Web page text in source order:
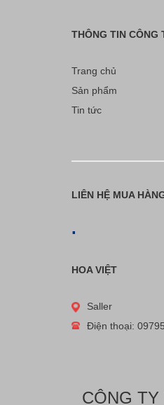
THÔNG TIN CÔNG
Trang chủ
Sản phẩm
Tin tức
LIÊN HỆ MUA
.
HOA VIỆT
Saller
Điện thoại:
CÔNG